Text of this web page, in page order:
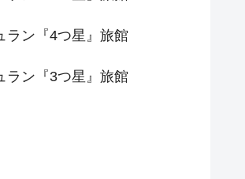
ラン『4つ星』旅館
ラン『3つ星』旅館